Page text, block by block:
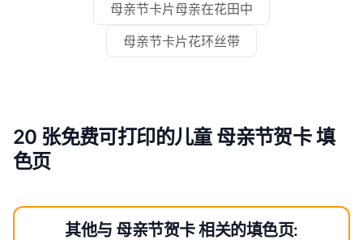
母亲节卡片母亲在花田中
母亲节卡片花环丝带
20 张免费可打印的儿童 母亲节贺卡 填
色页
其他与 母亲节贺卡 相关的填色页: